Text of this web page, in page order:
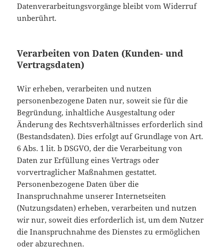
Datenverarbeitungsvorgänge bleibt vom Widerruf
unberührt.
Verarbeiten von Daten (Kunden- und
Vertragsdaten)
Wir erheben, verarbeiten und nutzen
personenbezogene Daten nur, soweit sie für die
Begründung, inhaltliche Ausgestaltung oder
Änderung des Rechtsverhältnisses erforderlich sind
(Bestandsdaten). Dies erfolgt auf Grundlage von Art.
6 Abs. 1 lit. b DSGVO, der die Verarbeitung von
Daten zur Erfüllung eines Vertrags oder
vorvertraglicher Maßnahmen gestattet.
Personenbezogene Daten über die
Inanspruchnahme unserer Internetseiten
(Nutzungsdaten) erheben, verarbeiten und nutzen
wir nur, soweit dies erforderlich ist, um dem Nutzer
die Inanspruchnahme des Dienstes zu ermöglichen
oder abzurechnen.